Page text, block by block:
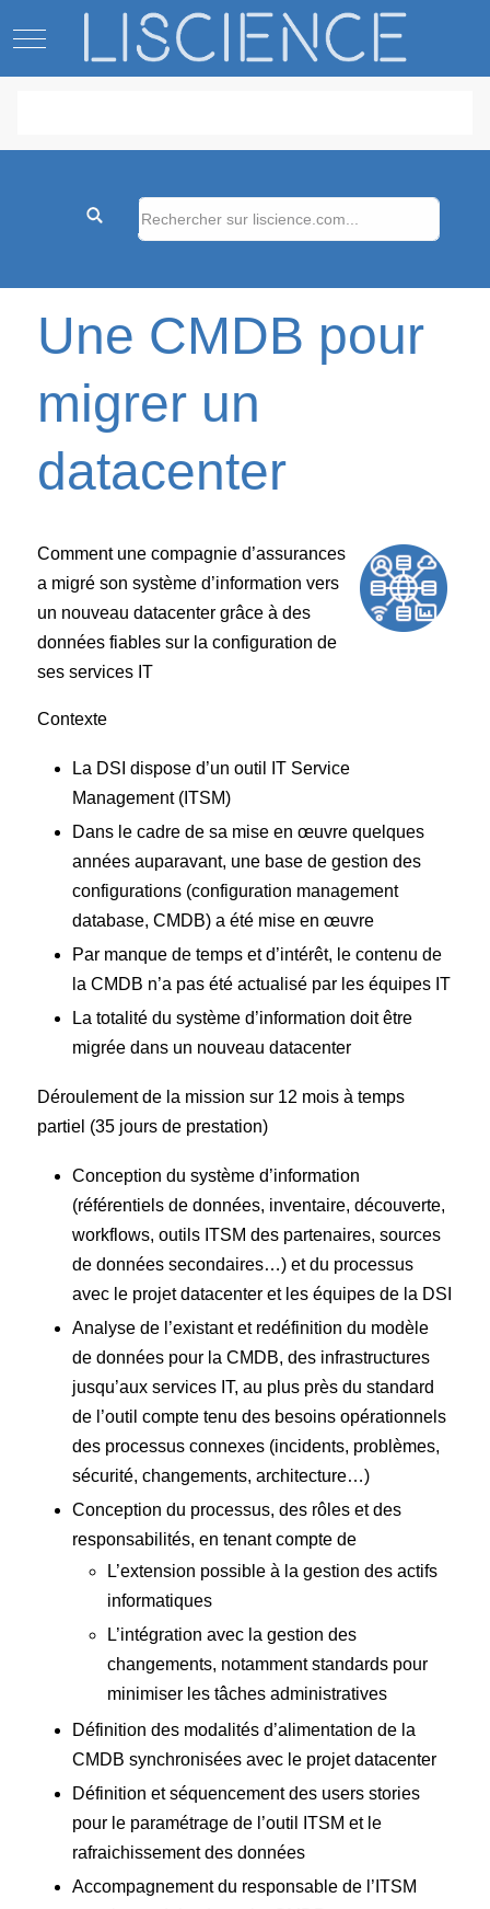
Mobile Menu Toggle
Une CMDB pour
migrer un
datacenter
Comment une compagnie d’assurances
a migré son système d’information vers
un nouveau datacenter grâce à des
données fiables sur la configuration de
ses services IT
Contexte
La DSI dispose d’un outil IT Service
Management (ITSM)
Dans le cadre de sa mise en œuvre quelques
années auparavant, une base de gestion des
configurations (configuration management
database, CMDB) a été mise en œuvre
Par manque de temps et d’intérêt, le contenu de
la CMDB n’a pas été actualisé par les équipes IT
La totalité du système d’information doit être
migrée dans un nouveau datacenter
Déroulement de la mission sur 12 mois à temps
partiel (35 jours de prestation)
Conception du système d’information
(référentiels de données, inventaire, découverte,
workflows, outils ITSM des partenaires, sources
de données secondaires…) et du processus
avec le projet datacenter et les équipes de la DSI
Analyse de l’existant et redéfinition du modèle
de données pour la CMDB, des infrastructures
jusqu’aux services IT, au plus près du standard
de l’outil compte tenu des besoins opérationnels
des processus connexes (incidents, problèmes,
sécurité, changements, architecture…)
Conception du processus, des rôles et des
responsabilités, en tenant compte de
L’extension possible à la gestion des actifs
informatiques
L’intégration avec la gestion des
changements, notamment standards pour
minimiser les tâches administratives
Définition des modalités d’alimentation de la
CMDB synchronisées avec le projet datacenter
Définition et séquencement des users stories
pour le paramétrage de l’outil ITSM et le
rafraichissement des données
Accompagnement du responsable de l’ITSM